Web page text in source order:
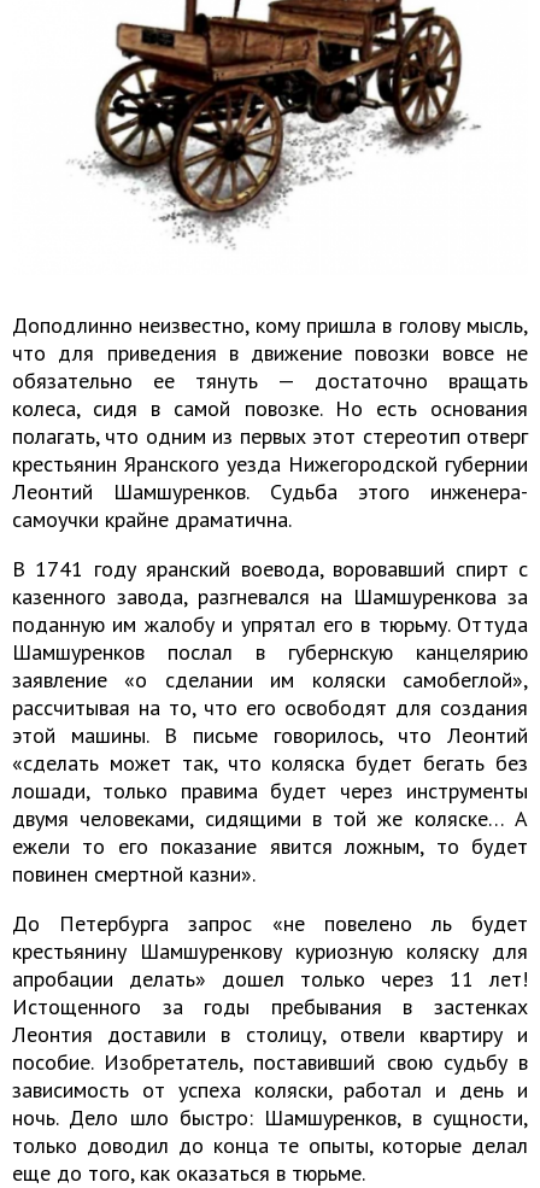
Доподлинно неизвестно, кому пришла в голову мысль,
что для приведения в движение повозки вовсе не
обязательно ее тянуть — достаточно вращать
колеса, сидя в самой повозке. Но есть основания
полагать, что одним из первых этот стереотип отверг
крестьянин Яранского уезда Нижегородской губернии
Леонтий Шамшуренков. Судьба этого инженера-
самоучки крайне драматична.
В 1741 году яранский воевода, воровавший спирт с
казенного завода, разгневался на Шамшуренкова за
поданную им жалобу и упрятал его в тюрьму. Оттуда
Шамшуренков послал в губернскую канцелярию
заявление «о сделании им коляски самобеглой»,
рассчитывая на то, что его освободят для создания
этой машины. В письме говорилось, что Леонтий
«сделать может так, что коляска будет бегать без
лошади, только правима будет через инструменты
двумя человеками, сидящими в той же коляске… А
ежели то его показание явится ложным, то будет
повинен смертной казни».
До Петербурга запрос «не повелено ль будет
крестьянину Шамшуренкову куриозную коляску для
апробации делать» дошел только через 11 лет!
Истощенного за годы пребывания в застенках
Леонтия доставили в столицу, отвели квартиру и
пособие. Изобретатель, поставивший свою судьбу в
зависимость от успеха коляски, работал и день и
ночь. Дело шло быстро: Шамшуренков, в сущности,
только доводил до конца те опыты, которые делал
еще до того, как оказаться в тюрьме.